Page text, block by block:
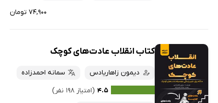
۷۴,۹۰۰ تومان
کتاب انقلاب عادت‌های کوچک
دیمون زاهاریادس
سمانه احمدزاده
۴.۵ (امتیاز ۱۹۸ نفر)